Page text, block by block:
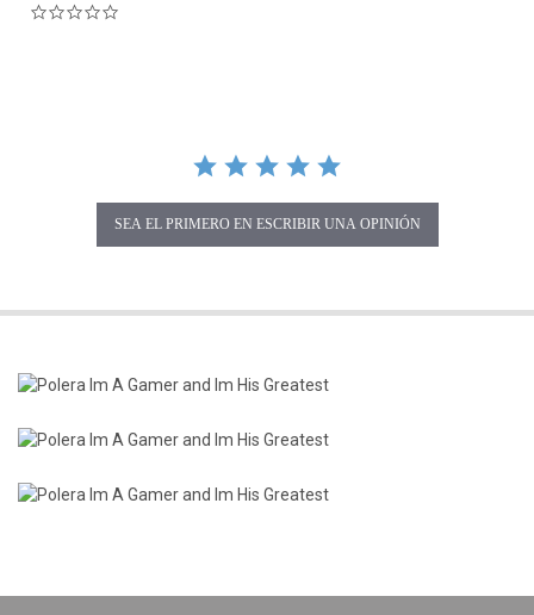
SEA EL PRIMERO EN ESCRIBIR UNA OPINIÓN